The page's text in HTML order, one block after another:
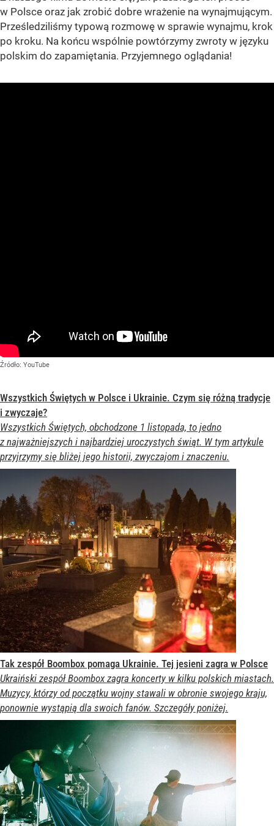
w Polsce oraz jak zrobić dobre wrażenie na wynajmującym.
Prześledziliśmy typową rozmowę w sprawie wynajmu, krok
po kroku. Na końcu wspólnie powtórzymy zwroty w języku
polskim do zapamiętania. Przyjemnego oglądania!
Źródło: YouTube
Wszystkich Świętych w Polsce i Ukrainie. Czym się różną tradycje
i zwyczaje?
Wszystkich Świętych, obchodzone 1 listopada, to jedno
z najważniejszych i najbardziej uroczystych świąt. W tym artykule
przyjrzymy się bliżej jego historii, zwyczajom i znaczeniu.
Tak zespół Boombox pomaga Ukrainie. Tej jesieni zagra w Polsce
Ukraiński zespół Boombox zagra koncerty w kilku polskich miastach.
Muzycy, którzy od początku wojny stawali w obronie swojego kraju,
ponownie wystąpią dla swoich fanów. Szczegóły poniżej.